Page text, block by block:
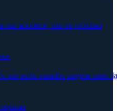
que acontece, não no próximo
que estão parados surgem antes da